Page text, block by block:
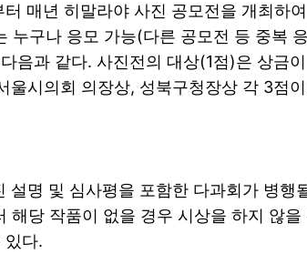
매년 히말라야 사진 공모전을 개최하
누구나 응모 가능(다른 공모전 등 중복
음과 같다. 사진전의 대상(1점)은 상금
시의회 의장상, 성북구청장상 각 3점
명 및 심사평을 포함한 다과회가 병
당 작품이 없을 경우 시상을 하지 않
있다.